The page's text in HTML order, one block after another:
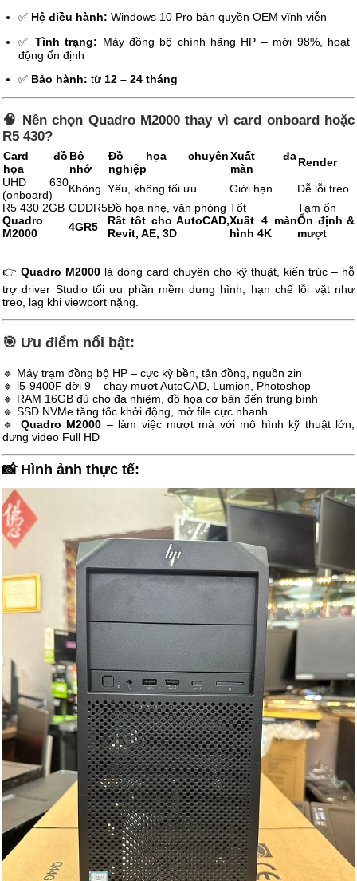
✅ Hệ điều hành: Windows 10 Pro bản quyền OEM vĩnh viễn
✅ Tình trạng: Máy đồng bộ chính hãng HP – mới 98%, hoạt
động ổn định
✅ Bảo hành: từ 12 – 24 tháng
🧠 Nên chọn Quadro M2000 thay vì card onboard hoặc
R5 430?
Card đồ
họa
Bộ
nhớ
Đồ họa chuyên
nghiệp
Xuất đa
màn
Render
UHD 630
(onboard)
Không Yếu, không tối ưu Giới hạn
Dễ lỗi treo
R5 430 2GB GDDR5Đồ họa nhẹ, văn phòng Tốt
Tạm ổn
Quadro
M2000
4GR5
Rất tốt cho AutoCAD,
Revit, AE, 3D
Xuất 4 màn
hình 4K
Ổn định &
mượt
👉 Quadro M2000 là dòng card chuyên cho kỹ thuật, kiến trúc – hỗ
trợ driver Studio tối ưu phần mềm dựng hình, hạn chế lỗi vặt như
treo, lag khi viewport nặng.
🎯 Ưu điểm nổi bật:
🔹 Máy trạm đồng bộ HP – cực kỳ bền, tản đồng, nguồn zin
🔹 i5-9400F đời 9 – chạy mượt AutoCAD, Lumion, Photoshop
🔹 RAM 16GB đủ cho đa nhiệm, đồ họa cơ bản đến trung bình
🔹 SSD NVMe tăng tốc khởi động, mở file cực nhanh
🔹 Quadro M2000 – làm việc mượt mà với mô hình kỹ thuật lớn,
dựng video Full HD
📸 Hình ảnh thực tế: